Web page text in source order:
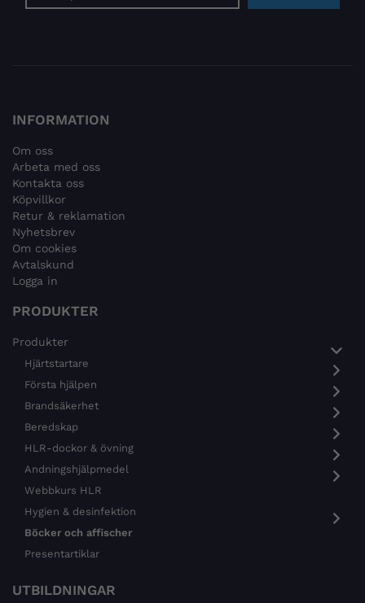
INFORMATION
Om oss
Arbeta med oss
Kontakta oss
Köpvillkor
Retur & reklamation
Nyhetsbrev
Om cookies
Avtalskund
Logga in
PRODUKTER
Produkter
Hjärtstartare
Första hjälpen
Brandsäkerhet
Beredskap
HLR-dockor & övning
Andningshjälpmedel
Webbkurs HLR
Hygien & desinfektion
Böcker och affischer
Presentartiklar
UTBILDNINGAR